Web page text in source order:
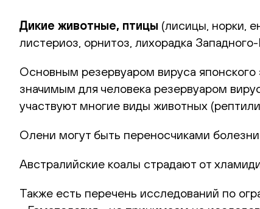
Дикие животные, птицы (лисицы, норки,
листериоз, орнитоз, лихорадка
Основным резервуаром вируса
значимым для человека резервуаром
участвуют многие виды животных
Олени могут быть переносчиками
Австралийские коалы страдают от
Также есть перечень исследований по